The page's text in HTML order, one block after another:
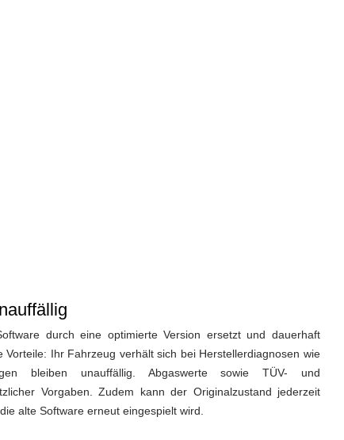
durch eine optimierte Version ersetzt und dauerhaft
Ihr Fahrzeug verhält sich bei Herstellerdiagnosen wie
bleiben unauffällig. Abgaswerte sowie TÜV- und
Vorgaben. Zudem kann der Originalzustand jederzeit
alte Software erneut eingespielt wird.